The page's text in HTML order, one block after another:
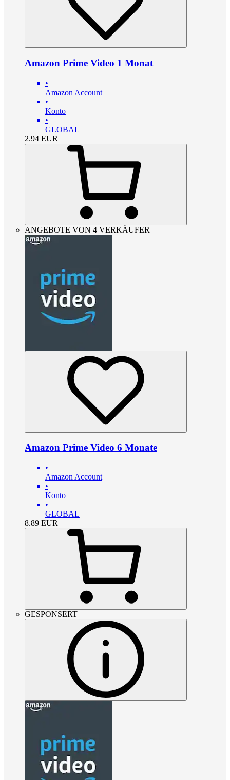
Amazon Prime Video 1 Monat
•
Amazon Account
•
Konto
•
GLOBAL
2.94 EUR
ANGEBOTE VON 4 VERKÄUFER
Amazon Prime Video 6 Monate
•
Amazon Account
•
Konto
•
GLOBAL
8.89 EUR
GESPONSERT